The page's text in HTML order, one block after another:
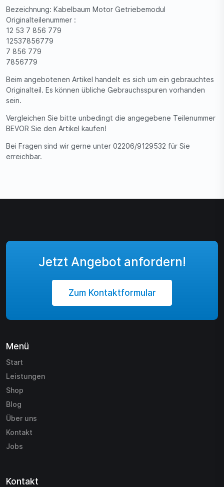
Bezeichnung: Kabelbaum Motor Getriebemodul
Originalteilenummer :
12 53 7 856 779
12537856779
7 856 779
7856779
Beim angebotenen Artikel handelt es sich um ein gebrauchtes
Originalteil. Es können übliche Gebrauchsspuren vorhanden
sein.
Vergleichen Sie bitte unbedingt die angegebene Teilenummer
BEVOR Sie den Artikel kaufen!
Bei Fragen sind wir gerne unter 02206/9129532 für Sie
erreichbar.
Jetzt Angebot anfordern!
Zum Kontaktformular
Menü
Start
Leistungen
Shop
Blog
Über uns
Kontakt
Jobs
Kontakt